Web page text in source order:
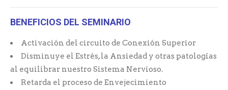
BENEFICIOS DEL SEMINARIO
Activación del circuito de Conexión Superior
Disminuye el Estrés, la Ansiedad y otras patologías
al equilibrar nuestro Sistema Nervioso.
Retarda el proceso de Envejecimiento